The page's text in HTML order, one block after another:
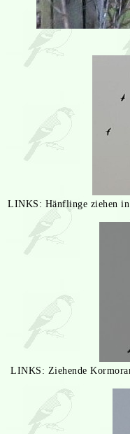
LINKS: Hänflinge ziehen in
LINKS: Ziehende